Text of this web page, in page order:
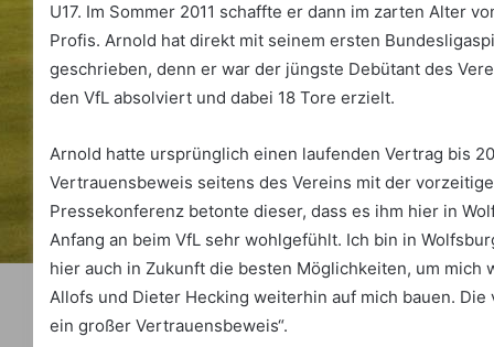
U17. Im Sommer 2011 schaffte er dann im zarten Alter
Profis. Arnold hat direkt mit seinem ersten
geschrieben, denn er war der jüngste Debütant des
den VfL absolviert und dabei 18 Tore erzielt.
Arnold hatte ursprünglich einen laufenden Vertrag bis
Vertrauensbeweis seitens des Vereins mit der
Pressekonferenz betonte dieser, dass es ihm hier in
Anfang an beim VfL sehr wohlgefühlt. Ich bin in
hier auch in Zukunft die besten Möglichkeiten, um
Allofs und Dieter Hecking weiterhin auf mich bauen.
ein großer Vertrauensbeweis“.